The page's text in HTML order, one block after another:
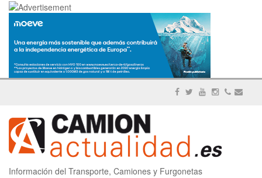
Información del Transporte, Camiones y Furgonetas